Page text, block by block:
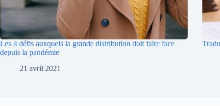
Les 4 défis auxquels la grande distribution doit faire face
depuis la pandémie
21 avril 2021